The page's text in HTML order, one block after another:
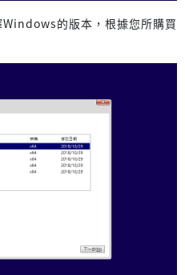
的版本，根據您所購買